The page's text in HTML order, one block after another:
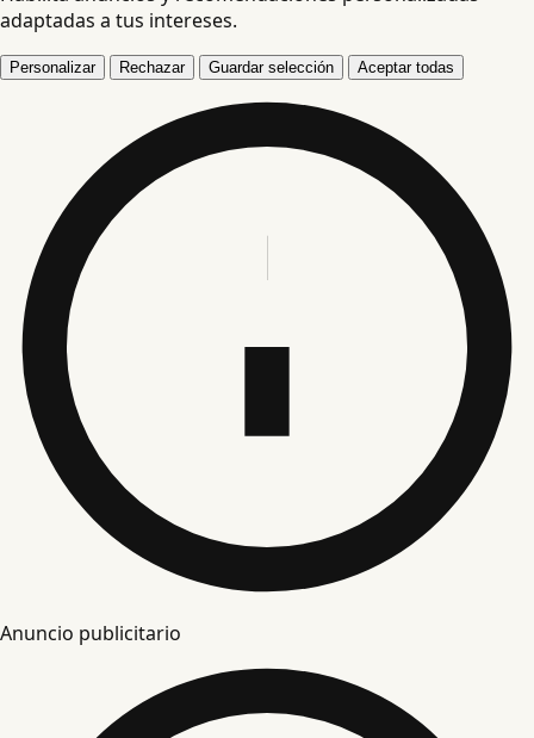
adaptadas a tus intereses.
Personalizar Rechazar Guardar selección Aceptar todas
Anuncio publicitario